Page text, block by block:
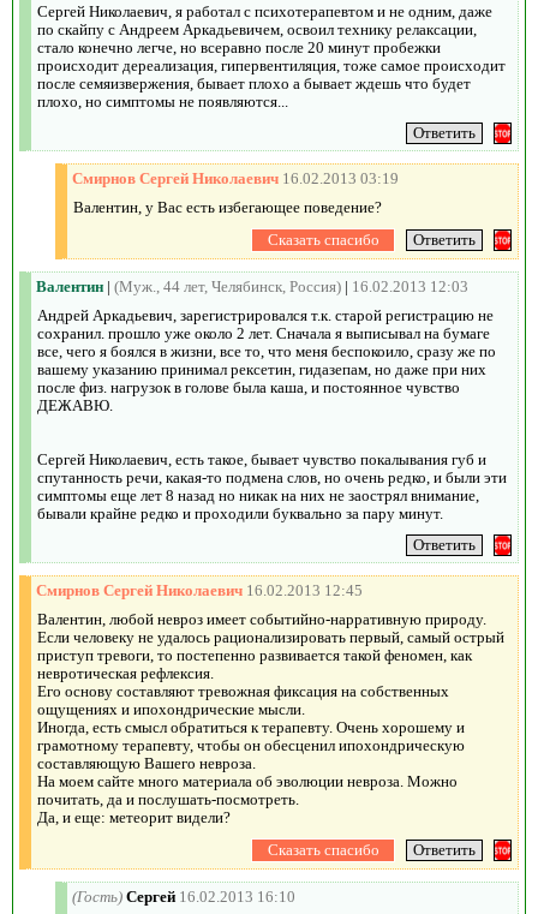
Сергей Николаевич, я работал с психотерапевтом и не одним, даже
по скайпу с Андреем Аркадьевичем, освоил технику релаксации,
стало конечно легче, но всеравно после 20 минут пробежки
происходит дереализация, гипервентиляция, тоже самое происходит
после семяизвержения, бывает плохо а бывает ждешь что будет
плохо, но симптомы не появляются...
Смирнов Сергей Николаевич 16.02.2013 03:19
Валентин, у Вас есть избегающее поведение?
Валентин | (Муж., 44 лет, Челябинск, Россия) | 16.02.2013 12:03
Андрей Аркадьевич, зарегистрировался т.к. старой регистрацию не
сохранил. прошло уже около 2 лет. Сначала я выписывал на бумаге
все, чего я боялся в жизни, все то, что меня беспокоило, сразу же по
вашему указанию принимал рексетин, гидазепам, но даже при них
после физ. нагрузок в голове была каша, и постоянное чувство
ДЕЖАВЮ.
Сергей Николаевич, есть такое, бывает чувство покалывания губ и
спутанность речи, какая-то подмена слов, но очень редко, и были эти
симптомы еще лет 8 назад но никак на них не заострял внимание,
бывали крайне редко и проходили буквально за пару минут.
Смирнов Сергей Николаевич 16.02.2013 12:45
Валентин, любой невроз имеет событийно-нарративную природу.
Если человеку не удалось рационализировать первый, самый острый
приступ тревоги, то постепенно развивается такой феномен, как
невротическая рефлексия.
Его основу составляют тревожная фиксация на собственных
ощущениях и ипохондрические мысли.
Иногда, есть смысл обратиться к терапевту. Очень хорошему и
грамотному терапевту, чтобы он обесценил ипохондрическую
составляющую Вашего невроза.
На моем сайте много материала об эволюции невроза. Можно
почитать, да и послушать-посмотреть.
Да, и еще: метеорит видели?
(Гость) Сергей 16.02.2013 16:10